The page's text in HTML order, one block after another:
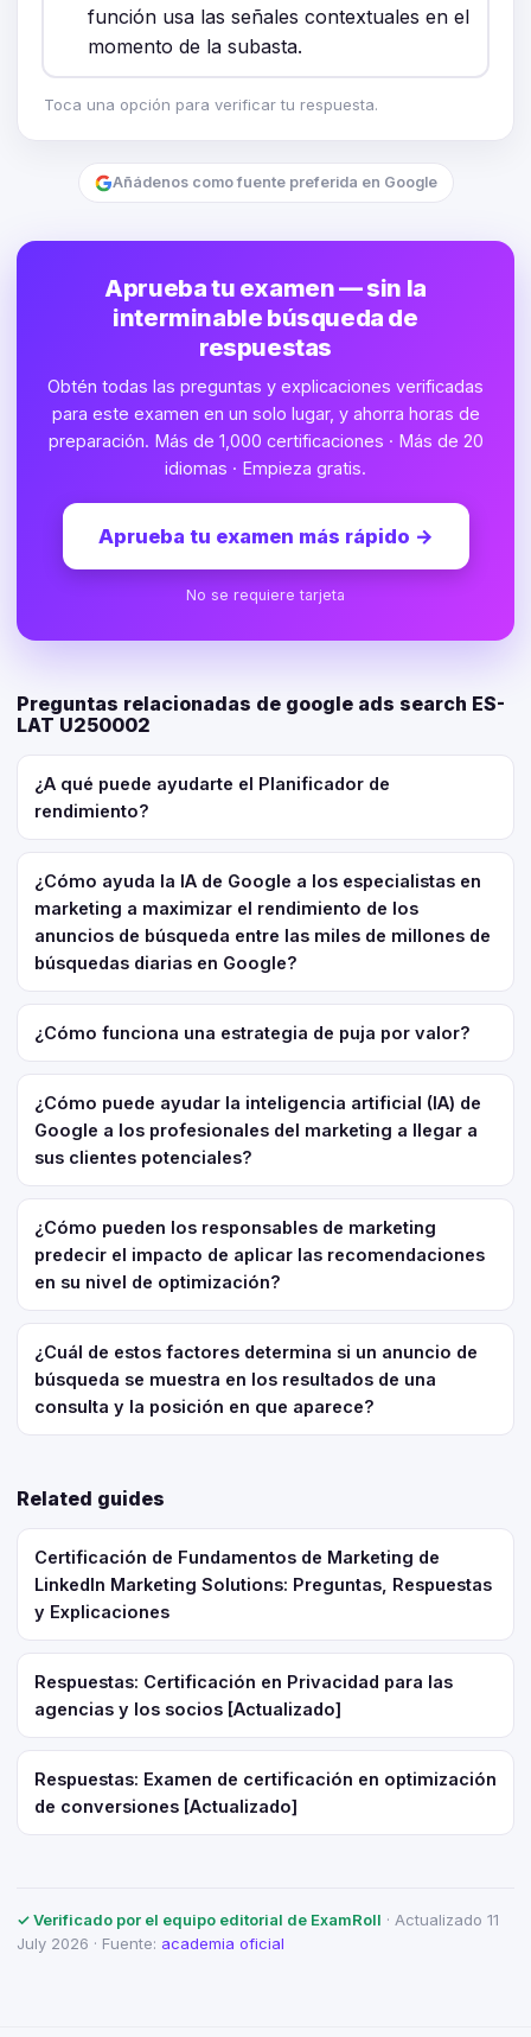
función usa las señales contextuales en el
momento de la subasta.
Toca una opción para verificar tu respuesta.
Añádenos como fuente preferida en Google
Aprueba tu examen — sin la
interminable búsqueda de
respuestas
Obtén todas las preguntas y explicaciones verificadas
para este examen en un solo lugar, y ahorra horas de
preparación. Más de 1,000 certificaciones · Más de 20
idiomas · Empieza gratis.
Aprueba tu examen más rápido →
No se requiere tarjeta
Preguntas relacionadas de google ads search ES-
LAT U250002
¿A qué puede ayudarte el Planificador de
rendimiento?
¿Cómo ayuda la IA de Google a los especialistas en
marketing a maximizar el rendimiento de los
anuncios de búsqueda entre las miles de millones de
búsquedas diarias en Google?
¿Cómo funciona una estrategia de puja por valor?
¿Cómo puede ayudar la inteligencia artificial (IA) de
Google a los profesionales del marketing a llegar a
sus clientes potenciales?
¿Cómo pueden los responsables de marketing
predecir el impacto de aplicar las recomendaciones
en su nivel de optimización?
¿Cuál de estos factores determina si un anuncio de
búsqueda se muestra en los resultados de una
consulta y la posición en que aparece?
Related guides
Certificación de Fundamentos de Marketing de
LinkedIn Marketing Solutions: Preguntas, Respuestas
y Explicaciones
Respuestas: Certificación en Privacidad para las
agencias y los socios [Actualizado]
Respuestas: Examen de certificación en optimización
de conversiones [Actualizado]
✓ Verificado por el equipo editorial de ExamRoll · Actualizado 11
July 2026 · Fuente: academia oficial